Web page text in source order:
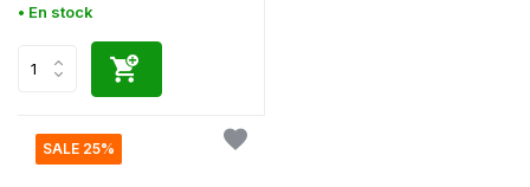
• En stock
SALE 25%